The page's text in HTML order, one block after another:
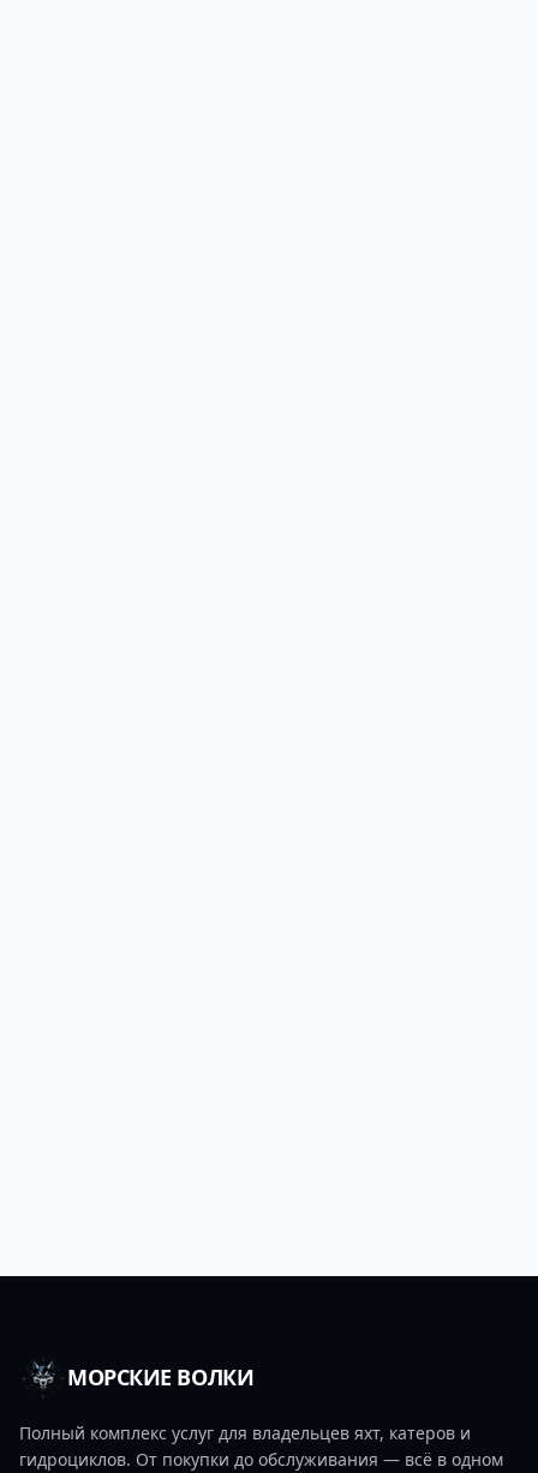
МОРСКИЕ ВОЛКИ
Полный комплекс услуг для владельцев яхт, катеров и
гидроциклов. От покупки до обслуживания — всё в одном